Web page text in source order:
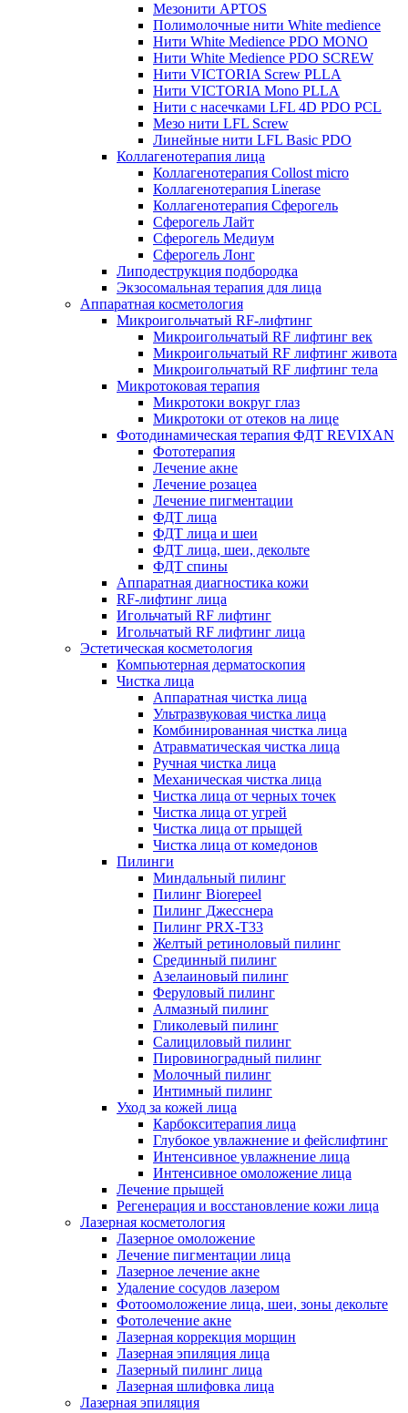
Мезонити APTOS
Полимолочные нити White medience
Нити White Medience PDO MONO
Нити White Medience PDO SCREW
Нити VICTORIA Screw PLLA
Нити VICTORIA Mono PLLA
Нити с насечками LFL 4D PDO PCL
Мезо нити LFL Screw
Линейные нити LFL Basic PDO
Коллагенотерапия лица
Коллагенотерапия Collost micro
Коллагенотерапия Linerase
Коллагенотерапия Сферогель
Сферогель Лайт
Сферогель Медиум
Сферогель Лонг
Липодеструкция подбородка
Экзосомальная терапия для лица
Аппаратная косметология
Микроигольчатый RF-лифтинг
Микроигольчатый RF лифтинг век
Микроигольчатый RF лифтинг живота
Микроигольчатый RF лифтинг тела
Микротоковая терапия
Микротоки вокруг глаз
Микротоки от отеков на лице
Фотодинамическая терапия ФДТ REVIXAN
Фототерапия
Лечение акне
Лечение розацеа
Лечение пигментации
ФДТ лица
ФДТ лица и шеи
ФДТ лица, шеи, декольте
ФДТ спины
Аппаратная диагностика кожи
RF-лифтинг лица
Игольчатый RF лифтинг
Игольчатый RF лифтинг лица
Эстетическая косметология
Компьютерная дерматоскопия
Чистка лица
Аппаратная чистка лица
Ультразвуковая чистка лица
Комбинированная чистка лица
Атравматическая чистка лица
Ручная чистка лица
Механическая чистка лица
Чистка лица от черных точек
Чистка лица от угрей
Чистка лица от прыщей
Чистка лица от комедонов
Пилинги
Миндальный пилинг
Пилинг Biorepeel
Пилинг Джесснера
Пилинг PRX-T33
Желтый ретиноловый пилинг
Срединный пилинг
Азелаиновый пилинг
Феруловый пилинг
Алмазный пилинг
Гликолевый пилинг
Салициловый пилинг
Пировиноградный пилинг
Молочный пилинг
Интимный пилинг
Уход за кожей лица
Карбокситерапия лица
Глубокое увлажнение и фейслифтинг
Интенсивное увлажнение лица
Интенсивное омоложение лица
Лечение прыщей
Регенерация и восстановление кожи лица
Лазерная косметология
Лазерное омоложение
Лечение пигментации лица
Лазерное лечение акне
Удаление сосудов лазером
Фотоомоложение лица, шеи, зоны декольте
Фотолечение акне
Лазерная коррекция морщин
Лазерная эпиляция лица
Лазерный пилинг лица
Лазерная шлифовка лица
Лазерная эпиляция